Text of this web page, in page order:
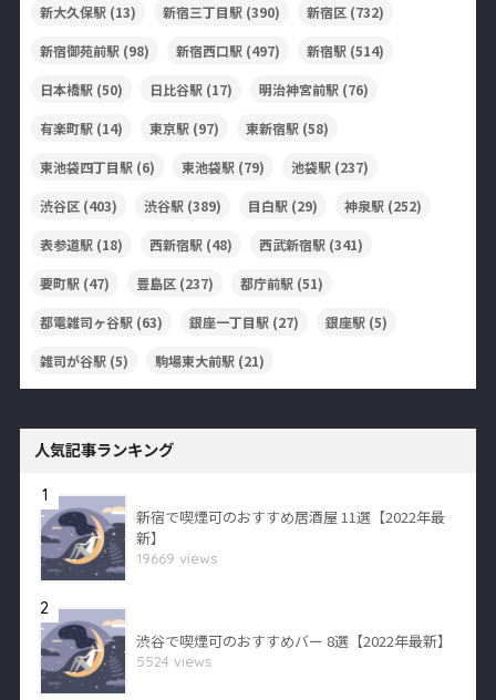
新大久保駅 (13) 新宿三丁目駅 (390) 新宿区(732)
新宿御苑前駅 (98) 新宿西口駅 (497) 新宿駅 (514)
日本橋駅 (50) 日比谷駅 (17) 明治神宮前駅 (76)
有楽町駅 (14) 東京駅 (97) 東新宿駅 (58)
東池袋四丁目駅 (6) 東池袋駅 (79) 池袋駅 (237)
渋谷区(403) 渋谷駅 (389) 目白駅 (29) 神泉駅 (252)
表参道駅 (18) 西新宿駅 (48) 西武新宿駅 (341)
要町駅 (47) 豊島区(237) 都庁前駅 (51)
都電雑司ヶ谷駅 (63) 銀座一丁目駅 (27) 銀座駅 (5)
雑司が谷駅 (5) 駒場東大前駅 (21)
人気記事ランキング
1
新宿で喫煙可のおすすめ居酒屋 11選【2022年最
新】
19669 views
2
渋谷で喫煙可のおすすめバー 8選【2022年最新】
5524 views